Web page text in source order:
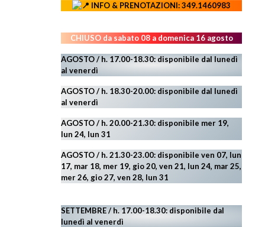
INFO & PRENOTAZIONI: 349.1460983
CHIUSO da sabato 08 a domenica 16 agosto
AGOSTO / h. 17.00-18.30: disponibile dal lunedì
al venerdì
AGOSTO/ h. 18.30-20.00: disponibile dal lunedì
al venerdì
AGOSTO / h. 20.00-21.30: disponibile mer 19,
lun 24, lun 31
AGOSTO/ h. 21.30-23.00: disponibile ven 07, lun
17, mar 18, mer 19, gio 20, ven 21, lun 24, mar 25,
mer 26, gio 27, ven 28, lun 31
SETTEMBRE / h. 17.00-18.30: disponibile dal
lunedì al venerdì